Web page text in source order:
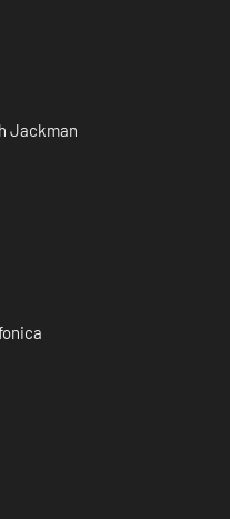
Jackman